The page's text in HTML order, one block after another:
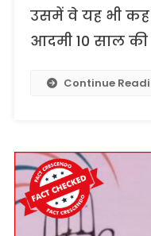
उसमें वे यह भी कह
आदमी 10 साल
Continue